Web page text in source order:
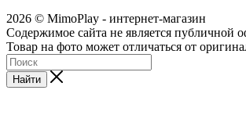
2026 © MimoPlay - интернет-магазин
Содержимое сайта не является публичной
Товар на фото может отличаться от
Найти